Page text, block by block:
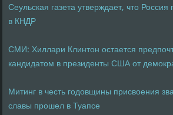
Сеульская газета утверждает, что Россия
в КНДР
СМИ: Хиллари Клинтон остается
кандидатом в президенты США от
Митинг в честь годовщины присвоения
славы прошел в Туапсе